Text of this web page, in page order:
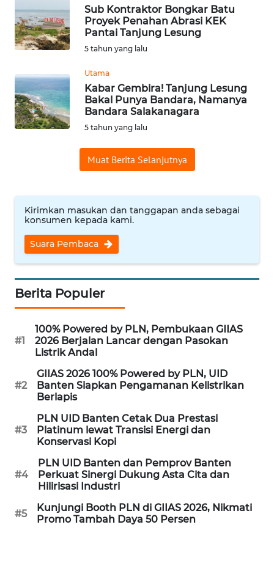
Sub Kontraktor Bongkar Batu
Proyek Penahan Abrasi KEK
Pantai Tanjung Lesung
5 tahun yang lalu
Utama
Kabar Gembira! Tanjung Lesung
Bakal Punya Bandara, Namanya
Bandara Salakanagara
5 tahun yang lalu
Muat Berita Selanjutnya
Kirimkan masukan dan tanggapan anda sebagai
konsumen kepada kami.
Suara Pembaca
Berita Populer
#1
100% Powered by PLN, Pembukaan GIIAS
2026 Berjalan Lancar dengan Pasokan
Listrik Andal
#2
GIIAS 2026 100% Powered by PLN, UID
Banten Siapkan Pengamanan Kelistrikan
Berlapis
#3
PLN UID Banten Cetak Dua Prestasi
Platinum lewat Transisi Energi dan
Konservasi Kopi
#4
PLN UID Banten dan Pemprov Banten
Perkuat Sinergi Dukung Asta Cita dan
Hilirisasi Industri
#5
Kunjungi Booth PLN di GIIAS 2026, Nikmati
Promo Tambah Daya 50 Persen
SULBAR
WN
WN
SUMBAR
BENGKULU
WN
LAMPUNG
JATENG
NUSANTARA
JOGJA
JATIM
BALI
KALBAR